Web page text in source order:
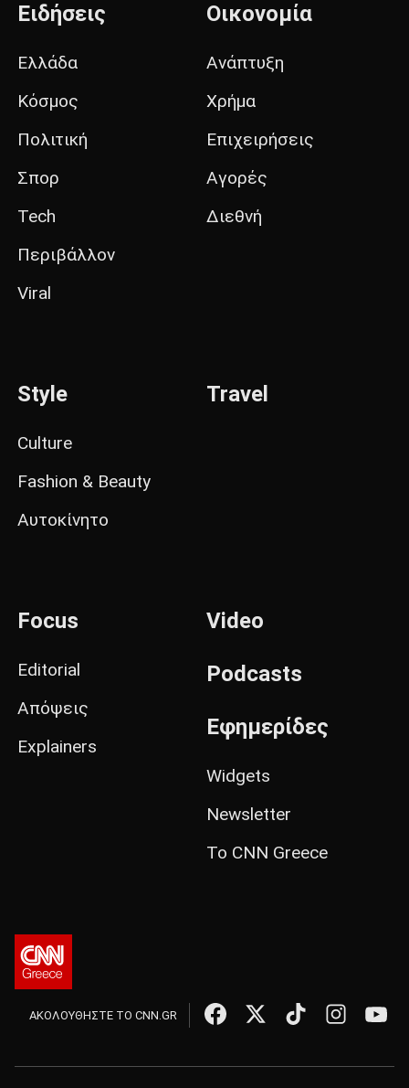
Ειδήσεις
Ελλάδα
Κόσμος
Πολιτική
Σπορ
Tech
Περιβάλλον
Viral
Οικονομία
Ανάπτυξη
Χρήμα
Επιχειρήσεις
Αγορές
Διεθνή
Style
Culture
Fashion & Beauty
Αυτοκίνητο
Travel
Focus
Editorial
Απόψεις
Explainers
Video
Podcasts
Εφημερίδες
Widgets
Newsletter
Το CNN Greece
ΑΚΟΛΟΥΘΗΣΤΕ ΤΟ CNN.GR